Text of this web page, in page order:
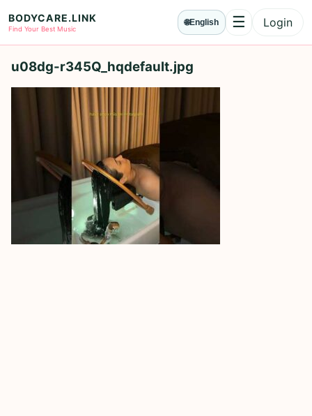
BODYCARE.LINK
Find Your Best Music
🌐English ☰MenuLogin
u08dg-r345Q_hqdefault.jpg